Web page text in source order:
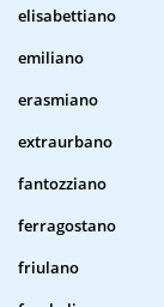
elisabettiano
emiliano
erasmiano
extraurbano
fantozziano
ferragostano
friulano